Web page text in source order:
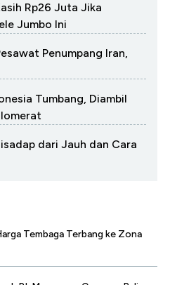
Rp26 Juta Jika
Jumbo Ini
Penumpang Iran,
Tumbang, Diambil
dari Jauh dan Cara
Tembaga Terbang ke Zona